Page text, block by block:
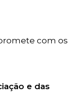
com os
e das